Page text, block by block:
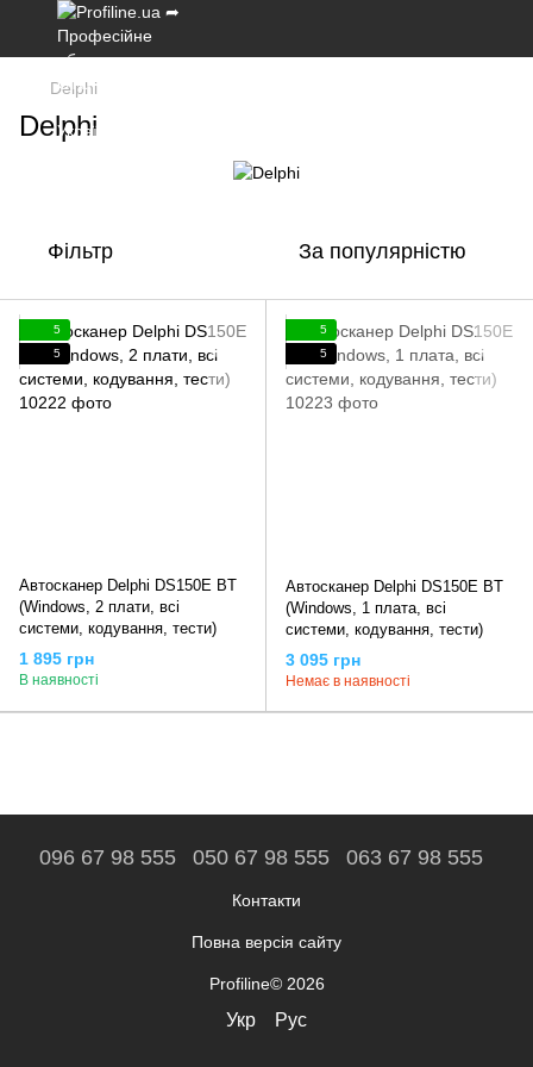
Delphi
Delphi
Фільтр За популярністю
5
5
Автосканер Delphi DS150E BT
(Windows, 2 плати, всі
системи, кодування, тести)
1 895 грн
В наявності
5
5
Автосканер Delphi DS150E BT
(Windows, 1 плата, всі
системи, кодування, тести)
3 095 грн
Немає в наявності
096 67 98 555 050 67 98 555 063 67 98 555
Контакти
Повна версія сайту
Profiline© 2026
Укр Рус